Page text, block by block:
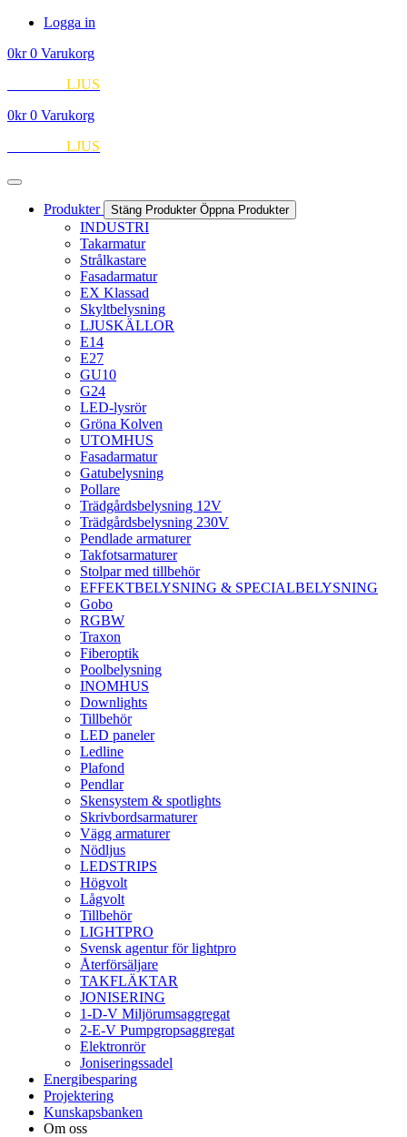
Hoppa
innehåll
Logga in
0kr 0 Varukorg
LJUS
0kr 0 Varukorg
LJUS
Produkter Stäng Produkter Öppna Produkter
INDUSTRI
Takarmatur
Strålkastare
Fasadarmatur
EX Klassad
Skyltbelysning
LJUSKÄLLOR
E14
E27
GU10
G24
LED-lysrör
Gröna Kolven
UTOMHUS
Fasadarmatur
Gatubelysning
Pollare
Trädgårdsbelysning 12V
Trädgårdsbelysning 230V
Pendlade armaturer
Takfotsarmaturer
Stolpar med tillbehör
EFFEKTBELYSNING & SPECIALBELYSNING
Gobo
RGBW
Traxon
Fiberoptik
Poolbelysning
INOMHUS
Downlights
Tillbehör
LED paneler
Ledline
Plafond
Pendlar
Skensystem & spotlights
Skrivbordsarmaturer
Vägg armaturer
Nödljus
LEDSTRIPS
Högvolt
Lågvolt
Tillbehör
LIGHTPRO
Svensk agentur för lightpro
Återförsäljare
TAKFLÄKTAR
JONISERING
1-D-V Miljörumsaggregat
2-E-V Pumpgropsaggregat
Elektronrör
Joniseringssadel
Energibesparing
Projektering
Kunskapsbanken
Om oss